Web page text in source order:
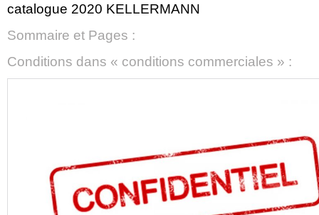
catalogue 2020 KELLERMANN
Sommaire et Pages :
Conditions dans « conditions commerciales » :